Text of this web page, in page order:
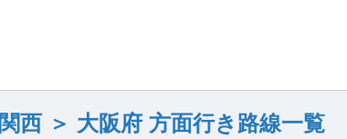
関西 ＞ 大阪府 方面行き路線一覧